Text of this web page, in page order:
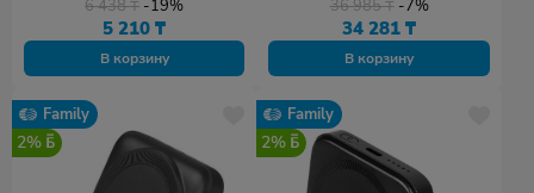
6 438₸ -19%
5 210₸
В корзину
36 985₸ -7%
34 281₸
В корзину
Family
2%
Family
2%